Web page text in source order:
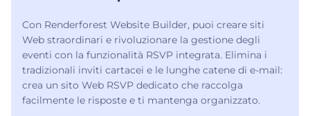
Con Renderforest Website Builder, puoi creare siti
Web straordinari e rivoluzionare la gestione degli
eventi con la funzionalità RSVP integrata. Elimina i
tradizionali inviti cartacei e le lunghe catene di e-mail:
crea un sito Web RSVP dedicato che raccolga
facilmente le risposte e ti mantenga organizzato.